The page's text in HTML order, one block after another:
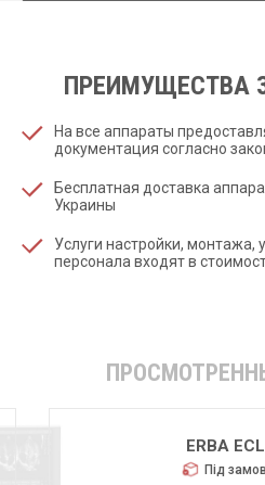
ПРЕИМУЩЕСТВА
На все аппараты
документация согласно
Бесплатная доставка
Украины
Услуги настройки, монтажа,
персонала входят в
ERBA
Під